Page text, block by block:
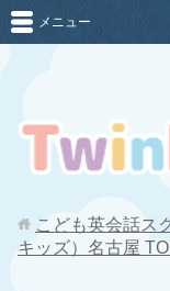
メニュー
こども英会話ス
キッズ）名古屋